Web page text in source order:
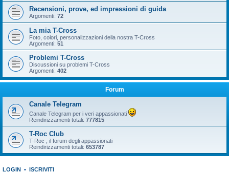
Recensioni, prove, ed impressioni di guida
Argomenti: 72
La mia T-Cross
Foto, colori, personalizzazioni della nostra T-Cross
Argomenti: 51
Problemi T-Cross
Discussioni su problemi T-Cross
Argomenti: 402
Forum
Canale Telegram
Canale Telegram per i veri appassionati
Reindirizzamenti totali: 777815
T-Roc Club
T-Roc , il forum degli appassionati
Reindirizzamenti totali: 653787
LOGIN • ISCRIVITI